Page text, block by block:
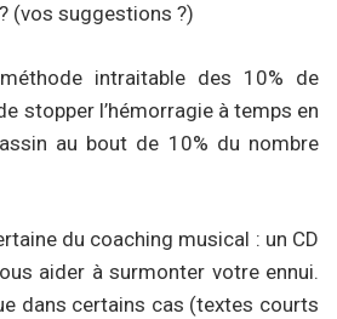
(vos suggestions ?)
intraitable des 10% de
stopper l’hémorragie à temps en
au bout de 10% du nombre
du coaching musical : un CD
aider à surmonter votre ennui.
dans certains cas (textes courts